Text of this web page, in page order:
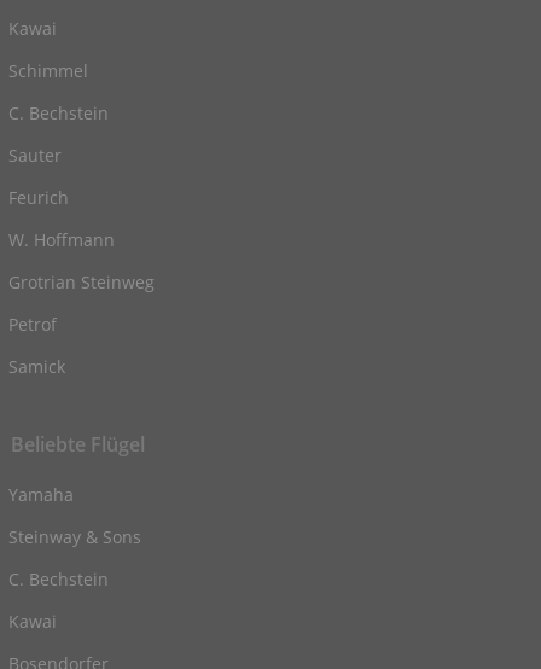
Kawai
Schimmel
C. Bechstein
Sauter
Feurich
W. Hoffmann
Grotrian Steinweg
Petrof
Samick
Beliebte Flügel
Yamaha
Steinway & Sons
C. Bechstein
Kawai
Bosendorfer